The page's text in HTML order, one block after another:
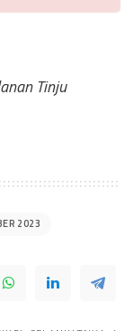
Tinju
2023